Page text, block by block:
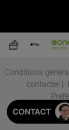
Conditions
contacter|